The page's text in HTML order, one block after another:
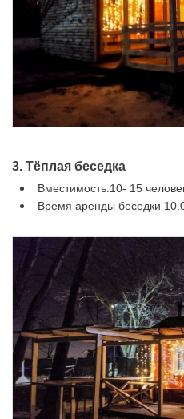
3. Тёплая беседка
Вместимость:10- 15
Время аренды беседки